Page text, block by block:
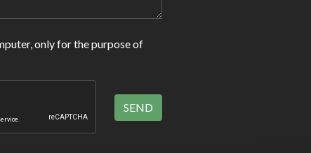
only for the purpose of